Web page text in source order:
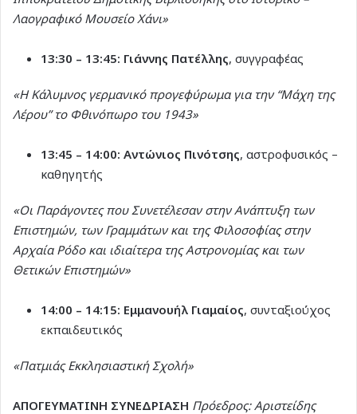
Λαογραφικό Μουσείο Χάνι»
13:30 – 13:45: Γιάννης Πατέλλης, συγγραφέας
«Η Κάλυμνος γερμανικό προγεφύρωμα για την “Μάχη της
Λέρου” το Φθινόπωρο του 1943»
13:45 – 14:00: Αντώνιος Πινότσης, αστροφυσικός –
καθηγητής
«Οι Παράγοντες που Συνετέλεσαν στην Ανάπτυξη των
Επιστημών, των Γραμμάτων και της Φιλοσοφίας στην
Αρχαία Ρόδο και ιδιαίτερα της Αστρονομίας και των
Θετικών Επιστημών»
14:00 – 14:15: Εμμανουήλ Γιαμαίος, συνταξιούχος
εκπαιδευτικός
«Πατμιάς Εκκλησιαστική Σχολή»
ΑΠΟΓΕΥΜΑΤΙΝΗ ΣΥΝΕΔΡΙΑΣΗ Πρόεδρος: Αριστείδης